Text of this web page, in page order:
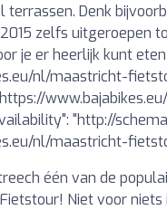
Denk
zelfs uitgeroepen
je er heerlijk kunt eten
nl/maastricht-
"https://
"http://
nl/maastricht-
één van de
Niet voor